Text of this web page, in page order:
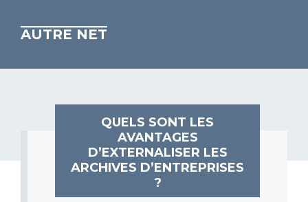
AUTRE NET
QUELS SONT LES
AVANTAGES
D’EXTERNALISER LES
ARCHIVES D’ENTREPRISES
?